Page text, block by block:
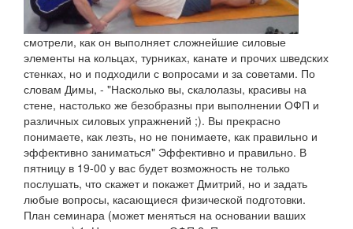
смотрели, как он выполняет сложнейшие силовые
элементы на кольцах, турниках, канате и прочих шведских
стенках, но и подходили с вопросами и за советами. По
словам Димы, - "Насколько вы, скалолазы, красивы на
стене, настолько же безобразны при выполнении ОФП и
различных силовых упражнений ;). Вы прекрасно
понимаете, как лезть, но не понимаете, как правильно и
эффективно заниматься" Эффективно и правильно. В
пятницу в 19-00 у вас будет возможность не только
послушать, что скажет и покажет Дмитрий, но и задать
любые вопросы, касающиеся физической подготовки.
План семинара (может меняться на основании ваших